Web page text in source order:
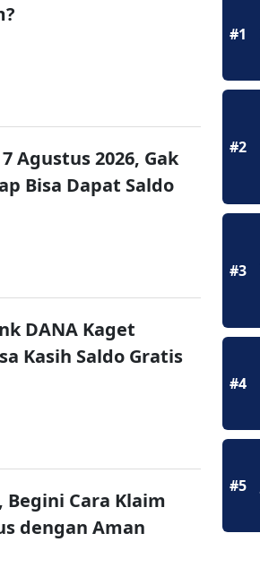
Agustus 2026, Gak
Bisa Dapat Saldo
DANA Kaget
Kasih Saldo Gratis
Begini Cara Klaim
dengan Aman
#1
#2
#3
#4
#5